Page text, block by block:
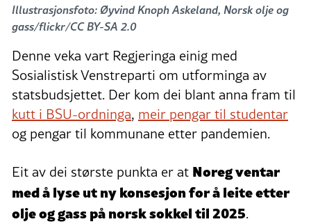
Illustrasjonsfoto: Øyvind Knoph Askeland, Norsk olje og
gass/flickr/CC BY-SA 2.0
Denne veka vart Regjeringa einig med
Sosialistisk Venstreparti om utforminga av
statsbudsjettet. Der kom dei blant anna fram til
kutt i BSU-ordninga, meir pengar til studentar
og pengar til kommunane etter pandemien.
Eit av dei største punkta er at Noreg ventar
med å lyse ut ny konsesjon for å leite etter
olje og gass på norsk sokkel til 2025.